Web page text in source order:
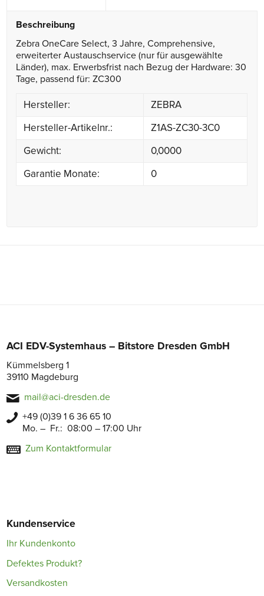
Beschreibung
Zebra OneCare Select, 3 Jahre, Comprehensive,
erweiterter Austauschservice (nur für ausgewählte
Länder), max. Erwerbsfrist nach Bezug der Hardware: 30
Tage, passend für: ZC300
Hersteller:
ZEBRA
Hersteller-Artikelnr.:
Z1AS-ZC30-3C0
Gewicht:
0,0000
Garantie Monate:
0
ACI EDV-Systemhaus – Bitstore Dresden GmbH
Kümmelsberg 1
39110 Magdeburg
mail@aci-dresden.de
+49 (0)39 1 6 36 65 10
Mo. – Fr.: 08:00 – 17:00 Uhr
Zum Kontaktformular
Kundenservice
Ihr Kundenkonto
Defektes Produkt?
Versandkosten